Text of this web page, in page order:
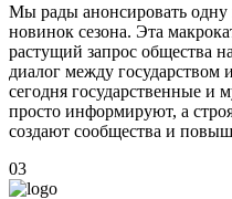
Мы рады анонсировать
новинок сезона. Эта
растущий запрос общества
диалог между
сегодня государственные и
просто информируют, а
создают сообщества и
03